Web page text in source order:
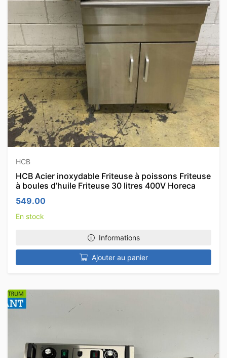
HCB
HCB Acier inoxydable Friteuse à poissons Friteuse
à boules d’huile Friteuse 30 litres 400V Horeca
549.00
En stock
Informations
Ajouter au panier